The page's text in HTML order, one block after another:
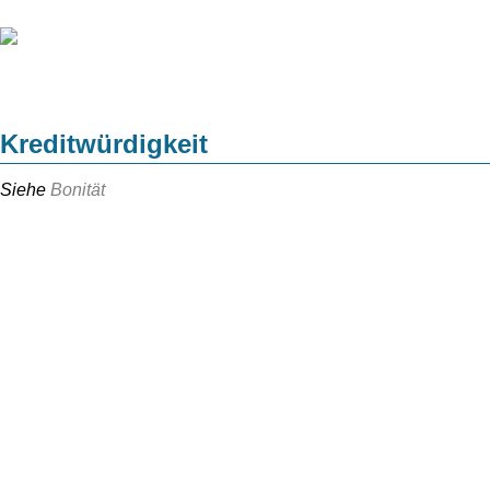
Kreditwürdigkeit
Siehe Bonität